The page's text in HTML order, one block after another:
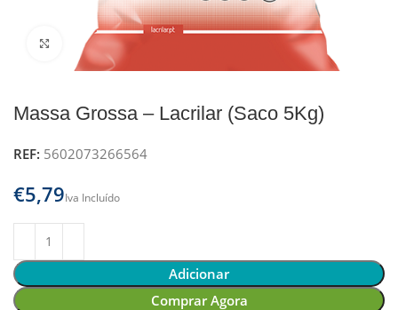
Clique para ampliar
Massa Grossa – Lacrilar (Saco 5Kg)
REF: 5602073266564
€
Adicionar
Comprar Agora